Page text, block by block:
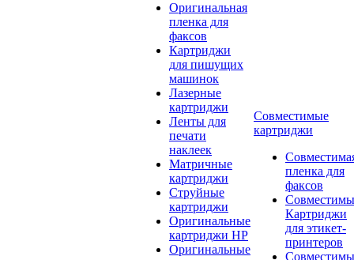
Оригинальная
пленка для
факсов
Картриджи
для пишущих
машинок
Лазерные
картриджи
Ленты для
печати
наклеек
Матричные
картриджи
Струйные
картриджи
Оригинальные
картриджи HP
Оригинальные
Совместимые
картриджи
пленка для
факсов
Картриджи
для этикет-
принтеров